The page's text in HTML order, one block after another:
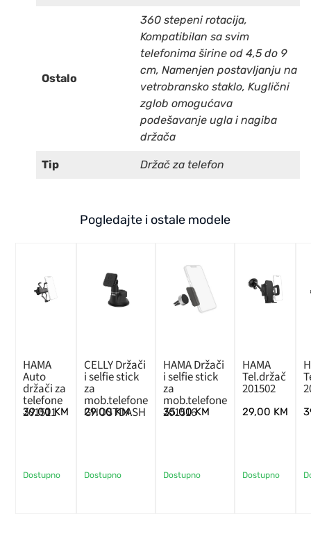
Ostalo
360 stepeni rotacija,
Kompatibilan sa svim
telefonima širine od 4,5 do 9
cm, Namenjen postavljanju na
vetrobransko staklo, Kuglični
zglob omogućava
podešavanje ugla i nagiba
držača
Tip Držač za telefon
Pogledajte i ostale modele
HAMA
Auto
držači za
telefone
201511
39,00KM
Dostupno
CELLY Držači
i selfie stick
za
mob.telefone
GHOSTDASH
29,00KM
Dostupno
HAMA Držači
i selfie stick
za
mob.telefone
201516
35,00KM
Dostupno
HAMA
Tel.držač
201502
29,00 KM
Dostupno